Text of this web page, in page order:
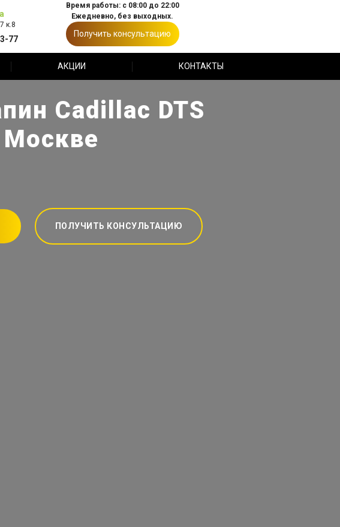
к.8
77
Время работы: с 08:00 до 22:00
Ежедневно, без выходных.
Получить консультацию
АКЦИИ КОНТАКТЫ
Cadillac DTS
ПОЛУЧИТЬ КОНСУЛЬТАЦИЮ